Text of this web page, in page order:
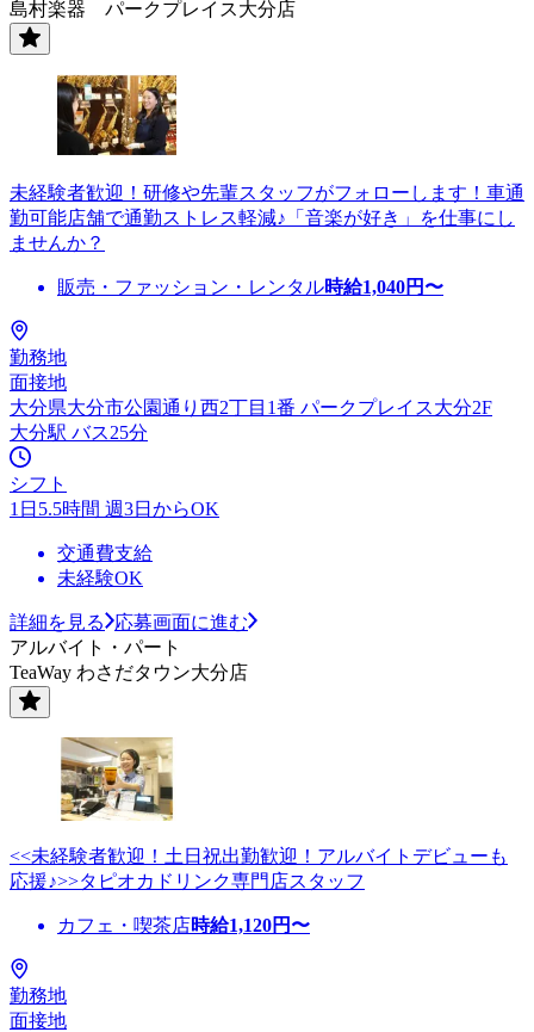
島村楽器 パークプレイス大分店
未経験者歓迎！研修や先輩スタッフがフォローします！車通
勤可能店舗で通勤ストレス軽減♪「音楽が好き」を仕事にし
ませんか？
販売・ファッション・レンタル時給1,040円〜
勤務地
面接地
大分県大分市公園通り西2丁目1番 パークプレイス大分2F
大分駅 バス25分
シフト
1日5.5時間 週3日からOK
交通費支給
未経験OK
詳細を見る
応募画面に進む
アルバイト・パート
TeaWay わさだタウン大分店
<<未経験者歓迎！土日祝出勤歓迎！アルバイトデビューも
応援♪>>タピオカドリンク専門店スタッフ
カフェ・喫茶店時給1,120円〜
勤務地
面接地